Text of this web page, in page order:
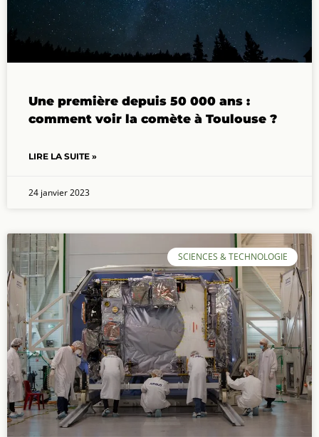
Une première depuis 50 000 ans :
comment voir la comète à Toulouse ?
LIRE LA SUITE »
24 janvier 2023
SCIENCES & TECHNOLOGIE